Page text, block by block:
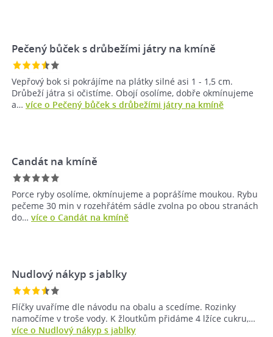
Pečený bůček s drůbežími játry na kmíně
Vepřový bok si pokrájíme na plátky silné asi 1 - 1,5 cm.
Drůbeží játra si očistíme. Obojí osolíme, dobře okmínujeme
a… více o Pečený bůček s drůbežími játry na kmíně
Candát na kmíně
Porce ryby osolíme, okmínujeme a poprášíme moukou. Rybu
pečeme 30 min v rozehřátém sádle zvolna po obou stranách
do… více o Candát na kmíně
Nudlový nákyp s jablky
Flíčky uvaříme dle návodu na obalu a scedíme. Rozinky
namočíme v troše vody. K žloutkům přidáme 4 lžíce cukru,…
více o Nudlový nákyp s jablky